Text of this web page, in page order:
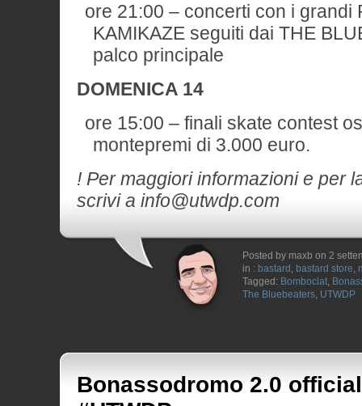
ore 21:00 – concerti con i grandi
KAMIKAZE seguiti dai THE
palco principale
DOMENICA 14
ore 15:00 – finali skate contest
montepremi di 3.000 euro.
! Per maggiori informazioni e per
scrivi a info@utwdp.com
Posted by maxb on 2
in : bastard , bastard store,
Tagged: Bomboclat,
The Bluebeaters, UTWDP
Bonassodromo 2.0